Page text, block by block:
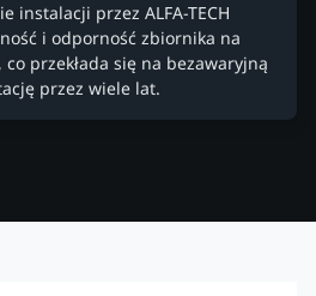
instalacji przez ALFA-TECH
i odporność zbiornika na
przekłada się na bezawaryjną
przez wiele lat.